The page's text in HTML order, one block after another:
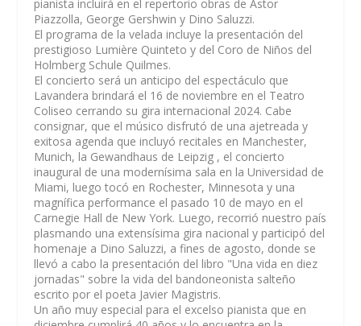
pianista incluirá en el repertorio obras de Astor
Piazzolla, George Gershwin y Dino Saluzzi.
El programa de la velada incluye la presentación del
prestigioso Lumière Quinteto y del Coro de Niños del
Holmberg Schule Quilmes.
El concierto será un anticipo del espectáculo que
Lavandera brindará el 16 de noviembre en el Teatro
Coliseo cerrando su gira internacional 2024. Cabe
consignar, que el músico disfrutó de una ajetreada y
exitosa agenda que incluyó recitales en Manchester,
Munich, la Gewandhaus de Leipzig , el concierto
inaugural de una modernísima sala en la Universidad de
Miami, luego tocó en Rochester, Minnesota y una
magnífica performance el pasado 10 de mayo en el
Carnegie Hall de New York. Luego, recorrió nuestro país
plasmando una extensísima gira nacional y participó del
homenaje a Dino Saluzzi, a fines de agosto, donde se
llevó a cabo la presentación del libro "Una vida en diez
jornadas" sobre la vida del bandoneonista salteño
escrito por el poeta Javier Magistris.
Un año muy especial para el excelso pianista que en